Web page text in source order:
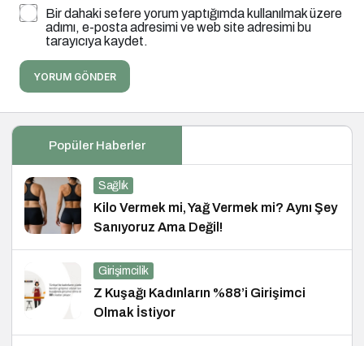
Bir dahaki sefere yorum yaptığımda kullanılmak üzere
adımı, e-posta adresimi ve web site adresimi bu
tarayıcıya kaydet.
YORUM GÖNDER
Popüler Haberler
Sağlık
Kilo Vermek mi, Yağ Vermek mi? Aynı Şey
Sanıyoruz Ama Değil!
Girişimcilik
Z Kuşağı Kadınların %88’i Girişimci
Olmak İstiyor